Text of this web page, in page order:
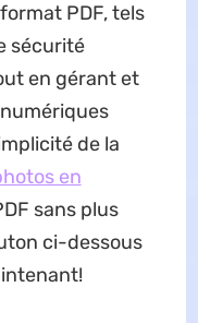
PDF, tels
sécurité
en gérant et
de la
en
sans plus
ci-dessous